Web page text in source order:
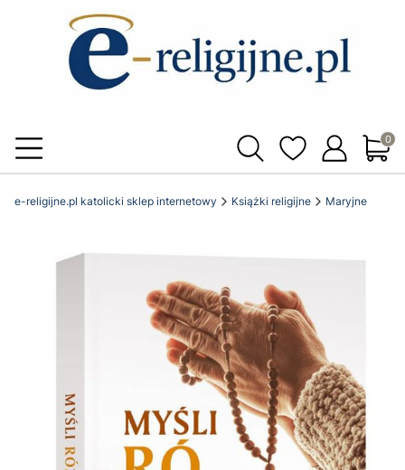
e-religijne.pl katolicki sklep internetowy Książki religijne Maryjne